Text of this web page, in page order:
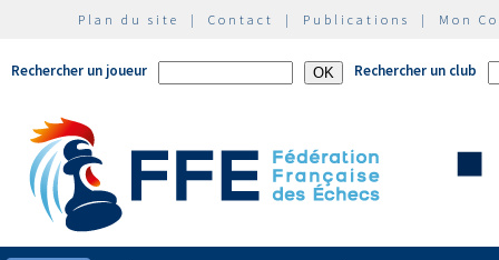
Plan du site | Contact | Publications | Mon
Rechercher un joueur Rechercher un club